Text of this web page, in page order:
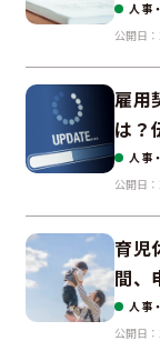
を解
人事
公開日
雇用
は？
人事
公開日
育児
間、
人事
公開日